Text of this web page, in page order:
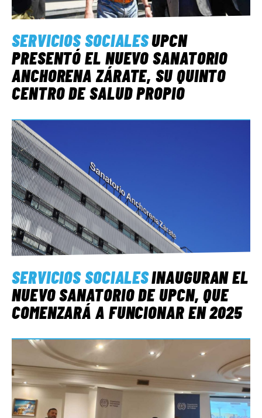
SERVICIOS SOCIALESUPCN
PRESENTÓ EL NUEVO SANATORIO
ANCHORENA ZÁRATE, SU QUINTO
CENTRO DE SALUD PROPIO
SERVICIOS SOCIALESINAUGURAN EL
NUEVO SANATORIO DE UPCN, QUE
COMENZARÁ A FUNCIONAR EN 2025